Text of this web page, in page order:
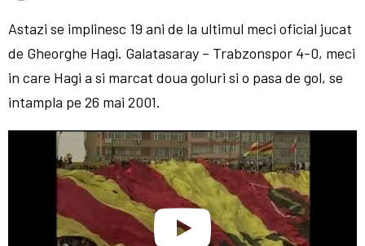
Astazi se implinesc 19 ani de la ultimul meci oficial jucat
de Gheorghe Hagi. Galatasaray – Trabzonspor 4-0, meci
in care Hagi a si marcat doua goluri si o pasa de gol, se
intampla pe 26 mai 2001.